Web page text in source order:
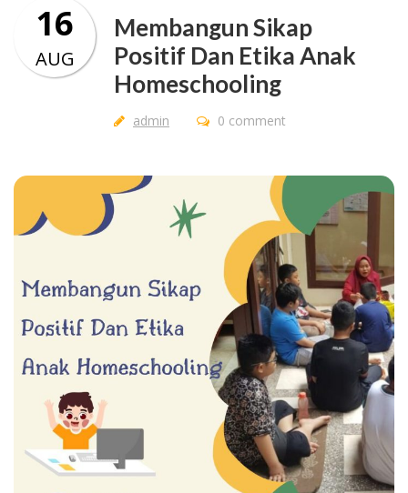
Membangun Sikap
Positif Dan Etika Anak
Homeschooling
admin
16
AUG
0 comment